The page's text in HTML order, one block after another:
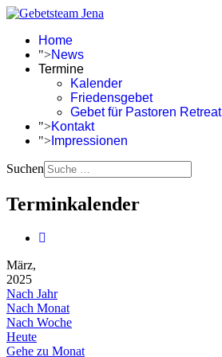
Home
">News
Termine
Kalender
Friedensgebet
Gebet für Pastoren Retreat
">Kontakt
"> Impressionen
Suchen
Terminkalender
März,
2025
Nach Jahr
Nach Monat
Nach Woche
Heute
Gehe zu Monat